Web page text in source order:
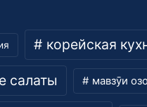
корейская
салаты мавзӯи